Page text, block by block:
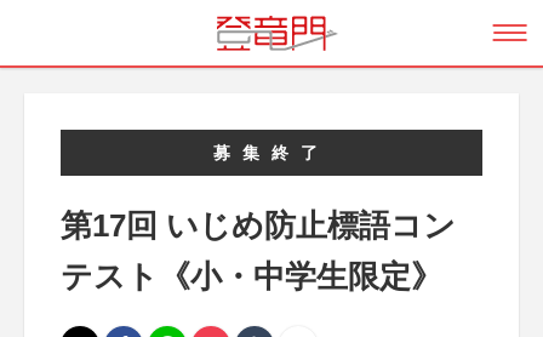
募集終了
第17回 いじめ防止標語コン
テスト《小・中学生限定》